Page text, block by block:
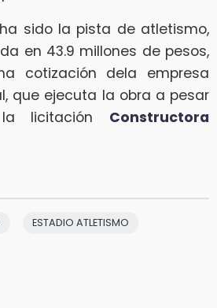
sido la pista de atletismo,
en 43.9 millones de pesos,
cotización dela empresa
que ejecuta la obra a pesar
licitación Constructora
ESTADIO ATLETISMO